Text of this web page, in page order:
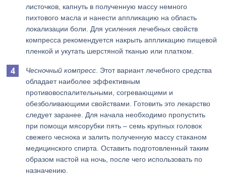
листочков, капнуть в полученную массу немного
пихтового масла и нанести аппликацию на область
локализации боли. Для усиления лечебных свойств
компресса рекомендуется накрыть аппликацию пищевой
пленкой и укутать шерстяной тканью или платком.
Чесночный компресс . Этот вариант лечебного средства
обладает наиболее эффективным
противовоспалительными, согревающими и
обезболивающими свойствами. Готовить это лекарство
следует заранее. Для начала необходимо пропустить
при помощи мясорубки пять – семь крупных головок
свежего чеснока и залить полученную массу стаканом
медицинского спирта. Оставить подготовленный таким
образом настой на ночь, после чего использовать по
назначению.